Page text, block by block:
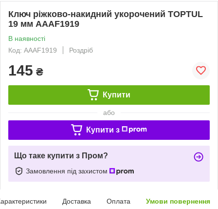
Ключ ріжково-накидний укорочений TOPTUL
19 мм AAAF1919
В наявності
Код: AAAF1919
Роздріб
145 ₴
Купити
або
Купити з
Що таке купити з Пром?
Замовлення під захистом
Доставка Оплата Умови повернення